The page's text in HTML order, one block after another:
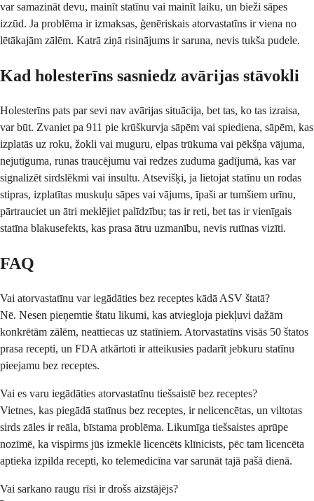
var samazināt devu, mainīt statīnu vai mainīt laiku, un bieži sāpes
izzūd. Ja problēma ir izmaksas, ģenēriskais atorvastatīns ir viena no
lētākajām zālēm. Katrā ziņā risinājums ir saruna, nevis tukša pudele.
Kad holesterīns sasniedz avārijas stāvokli
Holesterīns pats par sevi nav avārijas situācija, bet tas, ko tas izraisa,
var būt. Zvaniet pa 911 pie krūškurvja sāpēm vai spiediena, sāpēm, kas
izplatās uz roku, žokli vai muguru, elpas trūkuma vai pēkšņa vājuma,
nejutīguma, runas traucējumu vai redzes zuduma gadījumā, kas var
signalizēt sirdslēkmi vai insultu. Atsevišķi, ja lietojat statīnu un rodas
stipras, izplatītas muskuļu sāpes vai vājums, īpaši ar tumšiem urīnu,
pārtrauciet un ātri meklējiet palīdzību; tas ir reti, bet tas ir vienīgais
statīna blakusefekts, kas prasa ātru uzmanību, nevis rutīnas vizīti.
FAQ
Vai atorvastatīnu var iegādāties bez receptes kādā ASV štatā?
Nē. Nesen pieņemtie štatu likumi, kas atviegloja piekļuvi dažām
konkrētām zālēm, neattiecas uz statīniem. Atorvastatīns visās 50 štatos
prasa recepti, un FDA atkārtoti ir atteikusies padarīt jebkuru statīnu
pieejamu bez receptes.
Vai es varu iegādāties atorvastatīnu tiešsaistē bez receptes?
Vietnes, kas piegādā statīnus bez receptes, ir nelicencētas, un viltotas
sirds zāles ir reāla, bīstama problēma. Likumīga tiešsaistes aprūpe
nozīmē, ka vispirms jūs izmeklē licencēts klīnicists, pēc tam licencēta
aptieka izpilda recepti, ko telemedicīna var sarunāt tajā pašā dienā.
Vai sarkano raugu rīsi ir drošs aizstājējs?